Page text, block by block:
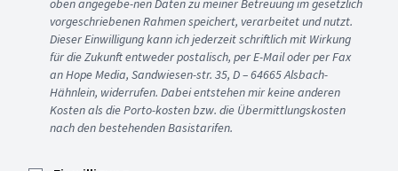
oben angegebe-nen Daten zu meiner Betreuung im gesetzlich
vorgeschriebenen Rahmen speichert, verarbeitet und nutzt.
Dieser Einwilligung kann ich jederzeit schriftlich mit Wirkung
für die Zukunft entweder postalisch, per E-Mail oder per Fax
an Hope Media, Sandwiesen-str. 35, D – 64665 Alsbach-
Hähnlein, widerrufen. Dabei entstehen mir keine anderen
Kosten als die Porto-kosten bzw. die Übermittlungskosten
nach den bestehenden Basistarifen.